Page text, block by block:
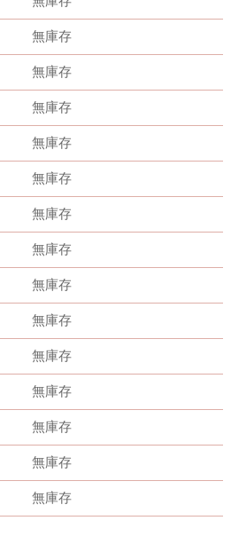
無庫存
無庫存
無庫存
無庫存
無庫存
無庫存
無庫存
無庫存
無庫存
無庫存
無庫存
無庫存
無庫存
無庫存